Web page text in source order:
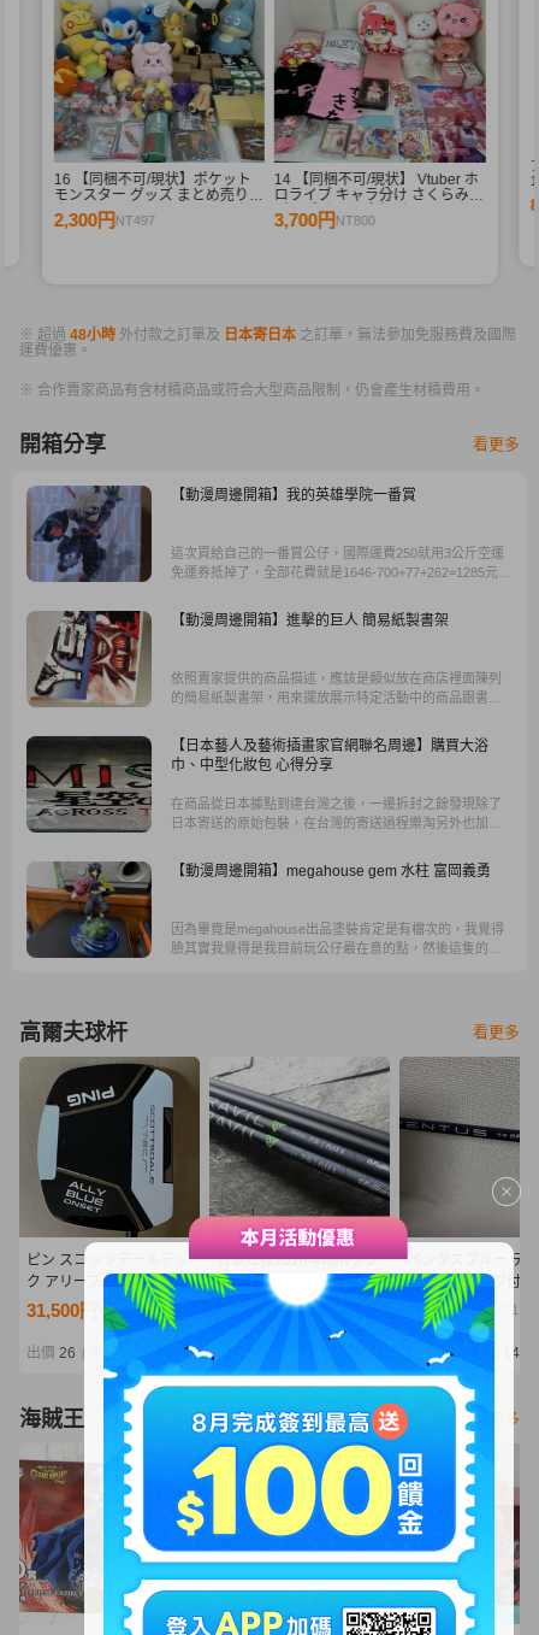
16 【同梱不可/現状】ポケット
モンスター グッズ まとめ売り
ぬいぐるみ マスコット キーホル
ダー 食器類 他
2,300円 NT497
14 【同梱不可/現状】 Vtuber ホ
ロライブ キャラ分け さくらみこ
グッズ まとめ売り ぬいぐるみ
パーカー Tシャツ Blu-ray 他
3,700円 NT800
※ 超過 48小時 外付款之訂單及 日本寄日本 之訂單，無法參加免服務費及國際
運費優惠。
※ 合作賣家商品有含材積商品或符合大型商品限制，仍會產生材積費用。
開箱分享 看更多
【動漫周邊開箱】我的英雄學院一番賞
這次買給自己的一番賞公仔，國際運費250就用3公斤空運
免運券抵掉了，全部花費就是1646-700+77+262=1285元，
2000元(還不含運費)。
【動漫周邊開箱】進擊的巨人 簡易紙製書架
依照賣家提供的商品描述，應該是類似放在商店裡面陳列
的簡易紙製書架，用來擺放展示特定活動中的商品跟書
【日本藝人及藝術插畫家官網聯名周邊】購買大浴
巾、中型化妝包 心得分享
在商品從日本據點到達台灣之後，一邊拆封之餘發現除了
日本寄送的原始包裝，在台灣的寄送過程樂淘另外也加上
都能多一層安心感 !
【動漫周邊開箱】megahouse gem 水柱 富岡義勇
因為畢竟是megahouse出品塗裝肯定是有檔次的，我覺得
臉其實我覺得是我目前玩公仔最在意的點，然後這隻的臉
高爾夫球杆 看更多
ピン スコッツデールテッ
ク アリーブルーオンセッ
ト PING SCOTTSDALE
TEC ALLY BLUE ONSET
31,500円 NT6,816
出價 26 剩餘
日本仕様2026年newフジ
クラＴＲＡＶＩＬ７５硬
さS/6本セット未使用
25,001円NT5,410
出價26 剩餘 5日
ベンタスブルー テ
メイドスリーブ付き
イバー用
6,338円NT1,371
出價24 14 時
海賊王 看更多